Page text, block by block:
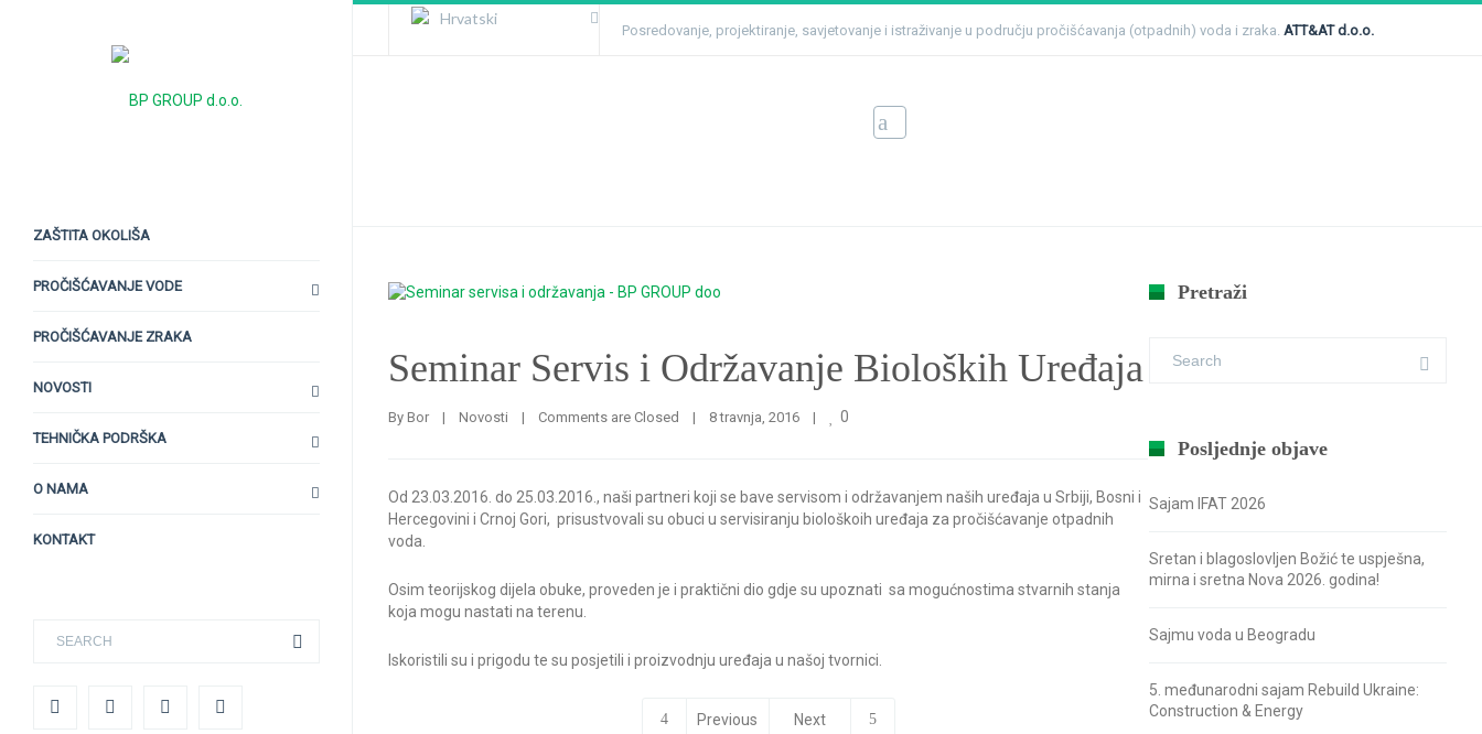
Hrvatski
Posredovanje, projektiranje, savjetovanje i istraživanje u području pročišćavanja (otpadnih) voda i zraka. ATT&AT d.o.o.
ZAŠTITA OKOLIŠA
PROČIŠĆAVANJE VODE
PROČIŠĆAVANJE ZRAKA
NOVOSTI
TEHNIČKA PODRŠKA
O NAMA
KONTAKT
Seminar Servis i Održavanje Bioloških Uređaja
By Bor | Novosti | Comments are Closed | 8 travnja, 2016 | 0
Od 23.03.2016. do 25.03.2016., naši partneri koji se bave servisom i održavanjem naših uređaja u Srbiji, Bosni i
Hercegovini i Crnoj Gori, prisustvovali su obuci u servisiranju biološkoih uređaja za pročišćavanje otpadnih
voda.
Osim teorijskog dijela obuke, proveden je i praktični dio gdje su upoznati sa mogućnostima stvarnih stanja
koja mogu nastati na terenu.
Iskoristili su i prigodu te su posjetili i proizvodnju uređaja u našoj tvornici.
Previous Next
Pretraži
Posljednje objave
Sajam IFAT 2026
Sretan i blagoslovljen Božić te uspješna,
mirna i sretna Nova 2026. godina!
Sajmu voda u Beogradu
5. međunarodni sajam Rebuild Ukraine:
Construction & Energy